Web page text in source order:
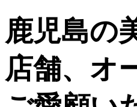
鹿児島の
店舗、オ